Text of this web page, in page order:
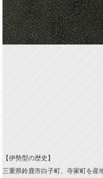
【伊勢型の歴史】
三重県鈴鹿市白子町、寺家町を産